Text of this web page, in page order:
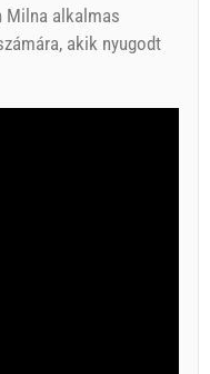
Milna alkalmas
akik nyugodt